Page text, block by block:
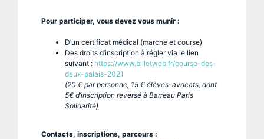
Pour participer, vous devez vous munir :
D’un certificat médical (marche et course)
Des droits d’inscription à régler via le lien
suivant : https://www.billetweb.fr/course-des-
deux-palais-2021
(20 € par personne, 15 € élèves-avocats, dont
5€ d’inscription reversé à Barreau Paris
Solidarité)
Contacts, inscriptions, parcours :